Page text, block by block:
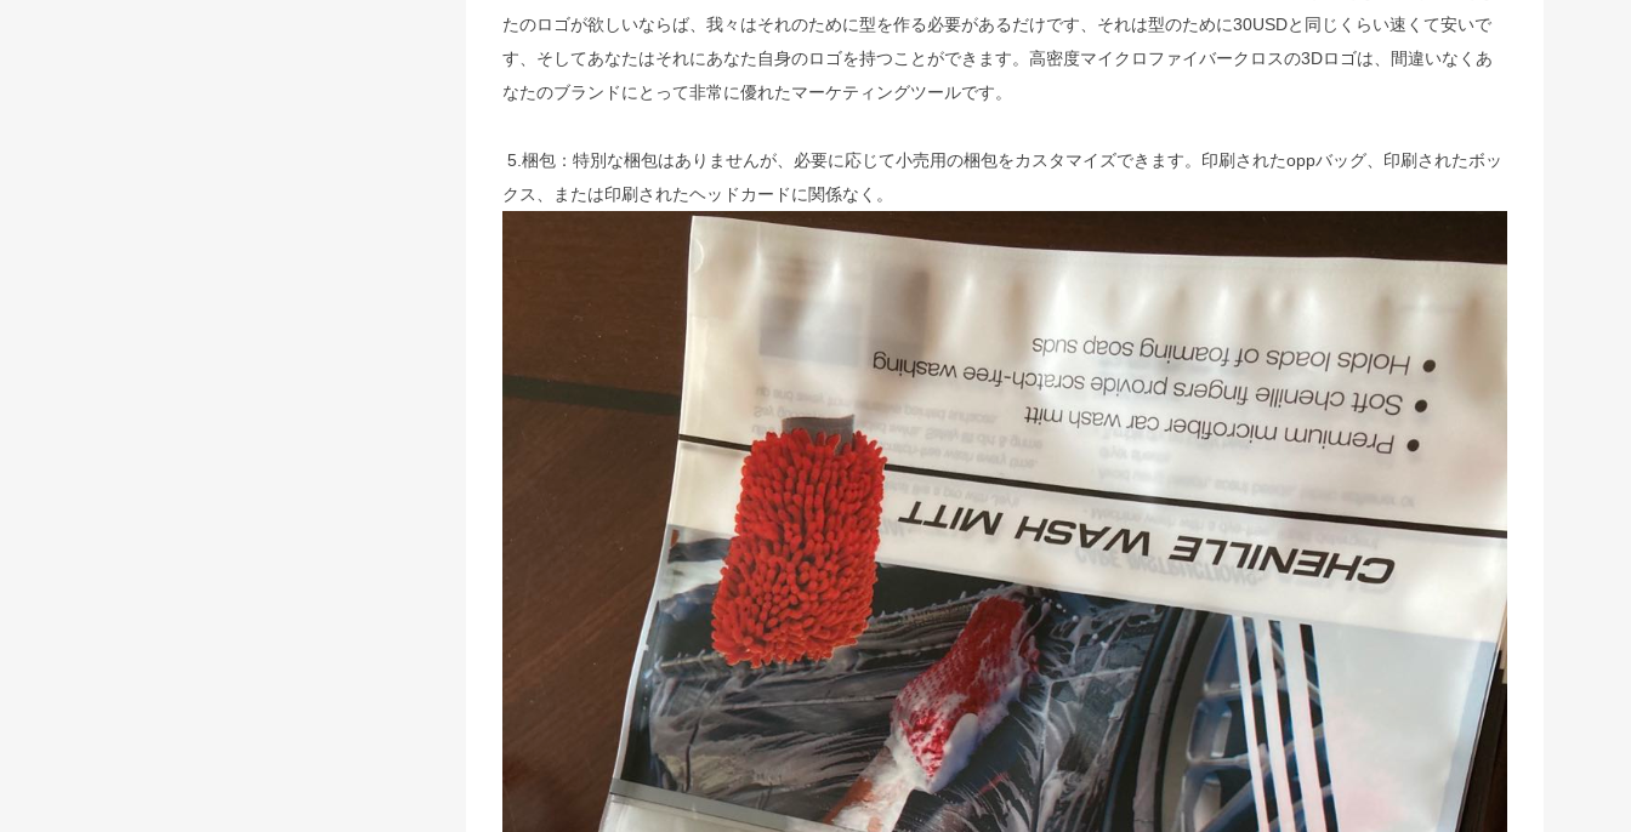
たのロゴが欲しいならば、我々はそれのために型を作る必要があるだけです、それは型のために30USDと同じくらい速くて安いで
す、そしてあなたはそれにあなた自身のロゴを持つことができます。高密度マイクロファイバークロスの3Dロゴは、間違いなくあ
なたのブランドにとって非常に優れたマーケティングツールです。
5.梱包：特別な梱包はありませんが、必要に応じて小売用の梱包をカスタマイズできます。印刷されたoppバッグ、印刷されたボッ
クス、または印刷されたヘッドカードに関係なく。